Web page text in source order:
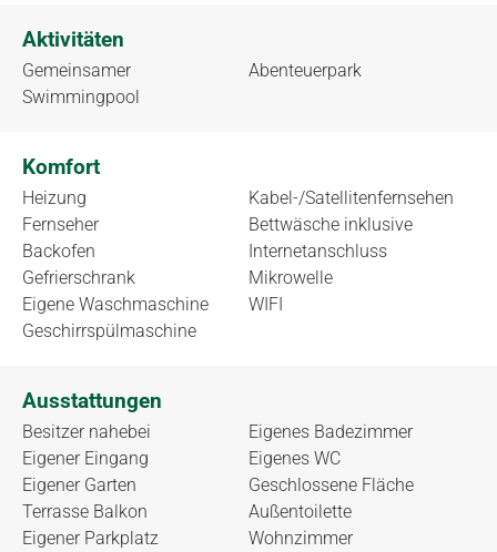
Aktivitäten
Gemeinsamer
Swimmingpool
Abenteuerpark
Komfort
Heizung
Fernseher
Backofen
Gefrierschrank
Eigene Waschmaschine
Geschirrspülmaschine
Kabel-/Satellitenfernsehen
Bettwäsche inklusive
Internetanschluss
Mikrowelle
WIFI
Ausstattungen
Besitzer nahebei
Eigener Eingang
Eigener Garten
Terrasse Balkon
Eigener Parkplatz
Eigenes Badezimmer
Eigenes WC
Geschlossene Fläche
Außentoilette
Wohnzimmer